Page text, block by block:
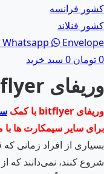
کشور فرانسه
کشور فنلاند
Whatsapp
Envelope
0تومان 0 سبد خرید
وریفای bitflyer
وریفای bitflyer با کمک
برای سایر سیمکارت ها با
بسیاری از افراد زمانی که
شروع کنند، نمی‌دانند که